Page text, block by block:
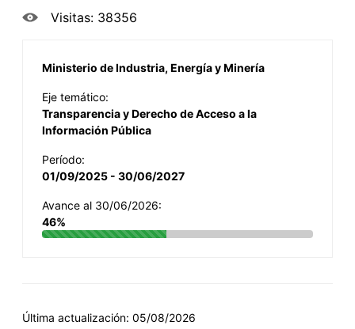
Visitas: 38356
Ministerio de Industria, Energía y Minería
Eje temático:
Transparencia y Derecho de Acceso a la
Información Pública
Período:
01/09/2025 - 30/06/2027
Avance al 30/06/2026:
46%
Última actualización: 05/08/2026